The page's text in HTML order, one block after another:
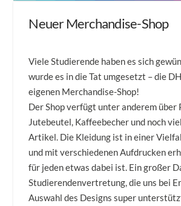
Neuer Merchandise-Shop
Viele Studierende haben es sich
wurde es in die Tat umgesetzt – die
eigenen Merchandise-Shop!
Der Shop verfügt unter anderem über
Jutebeutel, Kaffeebecher und noch
Artikel. Die Kleidung ist in einer
und mit verschiedenen Aufdrucken
für jeden etwas dabei ist. Ein großer
Studierendenvertretung, die uns bei
Auswahl des Designs super